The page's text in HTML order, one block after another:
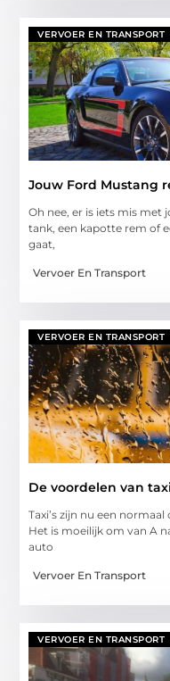
VERVOER EN TRANSPORT
Jouw Ford Mustang
Oh nee, er is iets mis met
tank, een kapotte rem of
gaat,
Vervoer En Transport
VERVOER EN TRANSPORT
De voordelen van
Taxi’s zijn nu een
Het is moeilijk om van A
auto
Vervoer En Transport
VERVOER EN TRANSPORT